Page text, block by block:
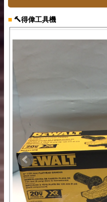
■ 🔨得偉工具機